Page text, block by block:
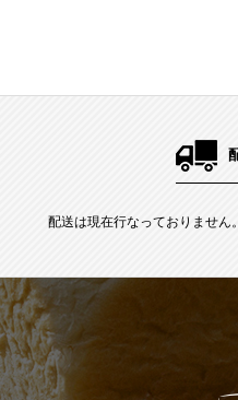
配送は現在行なっておりません